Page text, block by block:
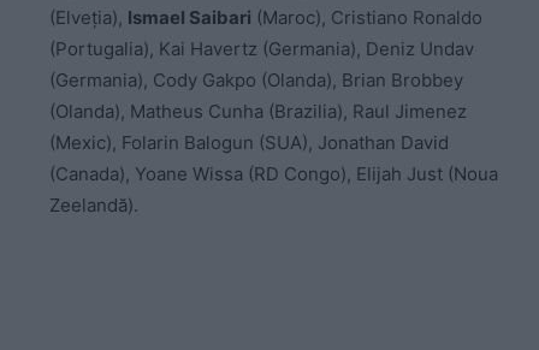
(Elveția), Ismael Saibari (Maroc), Cristiano Ronaldo
(Portugalia), Kai Havertz (Germania), Deniz Undav
(Germania), Cody Gakpo (Olanda), Brian Brobbey
(Olanda), Matheus Cunha (Brazilia), Raul Jimenez
(Mexic), Folarin Balogun (SUA), Jonathan David
(Canada), Yoane Wissa (RD Congo), Elijah Just (Noua
Zeelandă).